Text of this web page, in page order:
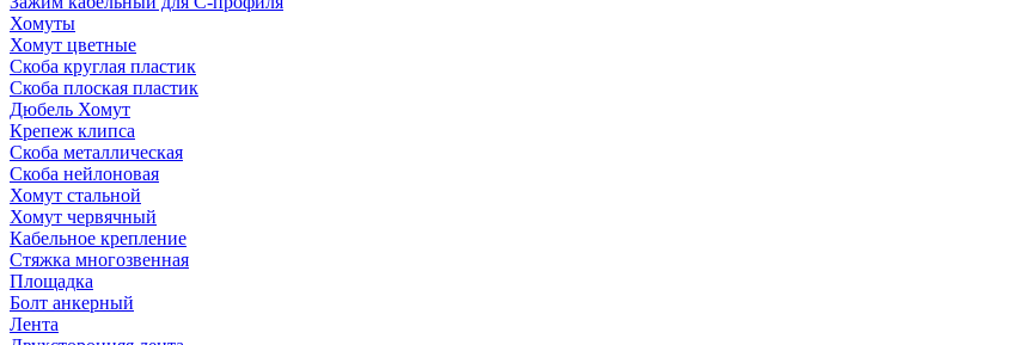
Хомуты
Хомут цветные
Скоба круглая пластик
Скоба плоская пластик
Дюбель Хомут
Крепеж клипса
Скоба металлическая
Скоба нейлоновая
Хомут стальной
Хомут червячный
Кабельное крепление
Стяжка многозвенная
Площадка
Болт анкерный
Лента